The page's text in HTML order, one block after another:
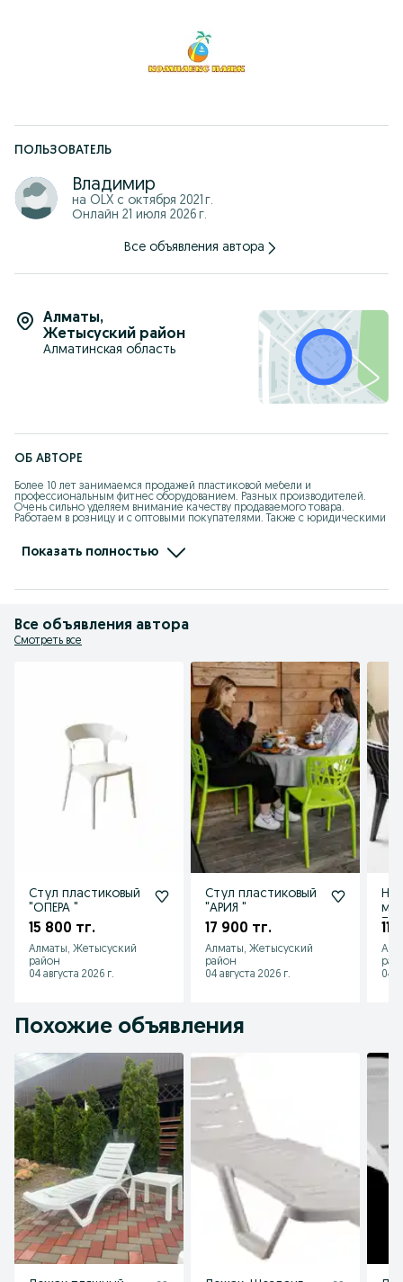
ПОЛЬЗОВАТЕЛЬ
Владимир
на OLX с октября 2021 г.
Онлайн 21 июля 2026 г.
Все объявления автора
Алматы,
Жетысуский район
Алматинская область
ОБ АВТОРЕ
Более 10 лет занимаемся продажей пластиковой мебели и
профессиональным фитнес оборудованием. Разных производителей.
Очень сильно уделяем внимание качеству продаваемого товара.
Работаем в розницу и с оптовыми покупателями. Также с юридическими
Казахстан), "Kayalar Plastik" ( Турция).  Также официальным партнёром
Показать полностью
Все объявления автора
Смотреть все
Стул пластиковый
"ОПЕРА "
15 800 тг.
Алматы, Жетысуский
район
04 августа 2026 г.
Стул пластиковый
"АРИЯ "
17 900 тг.
Алматы, Жетысуский
район
04 августа 2026 г.
04
Похожие объявления